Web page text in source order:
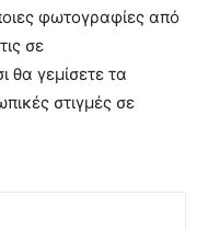
φωτογραφίες από
σε
θα γεμίσετε τα
στιγμές σε